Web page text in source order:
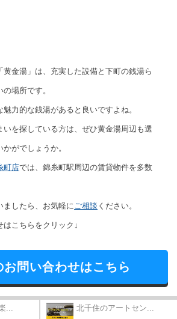
黄金湯」は、充実した設備と下町の銭湯ら
場所です。
力的な銭湯があると良いですよね。
いを探している方は、ぜひ黄金湯周辺も選
がでしょうか。
町店では、錦糸町駅周辺の賃貸物件を多数
ましたら、お気軽にご相談 ください。
こちらをクリック↓
お問い合わせはこちら
... 北千住のアートセン...